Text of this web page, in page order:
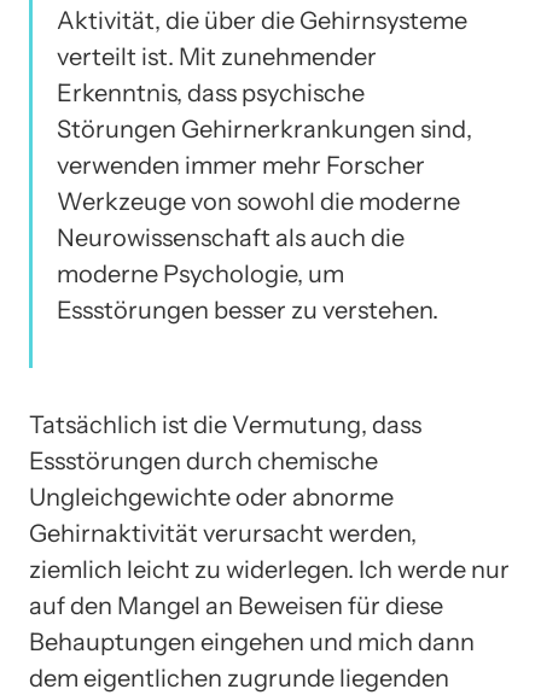
Aktivität, die über die Gehirnsysteme
verteilt ist. Mit zunehmender
Erkenntnis, dass psychische
Störungen Gehirnerkrankungen sind,
verwenden immer mehr Forscher
Werkzeuge von sowohl die moderne
Neurowissenschaft als auch die
moderne Psychologie, um
Essstörungen besser zu verstehen.
Tatsächlich ist die Vermutung, dass
Essstörungen durch chemische
Ungleichgewichte oder abnorme
Gehirnaktivität verursacht werden,
ziemlich leicht zu widerlegen. Ich werde nur
auf den Mangel an Beweisen für diese
Behauptungen eingehen und mich dann
dem eigentlichen zugrunde liegenden